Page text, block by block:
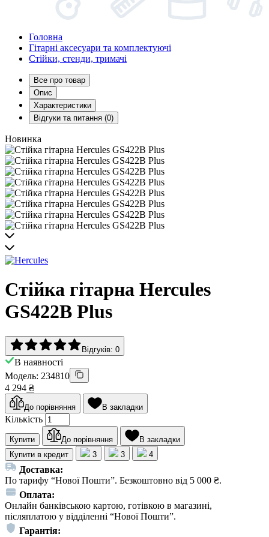
Головна
Гітарні аксесуари та комплектуючі
Стійки, стенди, тримачі
Все про товар
Опис
Характеристики
Відгуки та питання (0)
Новинка
Стійка гітарна Hercules
GS422B Plus
Відгуків: 0
В наявності
Модель: 234810
4 294 ₴
До порівняння В закладки
Кількість
Купити До порівняння
В закладки
Купити в кредит
3 3 4
Доставка:
По тарифу “Нової Пошти”. Безкоштовно від 5 000 ₴.
Оплата:
Онлайн банківською картою, готівкою в магазині,
післяплатою у відділенні “Нової Пошти”.
Гарантія: